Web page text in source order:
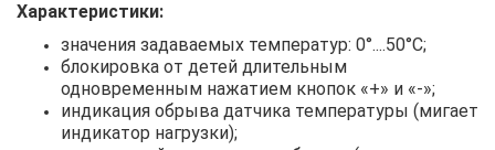
Характеристики:
значения задаваемых температур: 0°....50°С;
блокировка от детей длительным
одновременным нажатием кнопок «+» и «-»;
индикация обрыва датчика температуры (мигает
индикатор нагрузки);